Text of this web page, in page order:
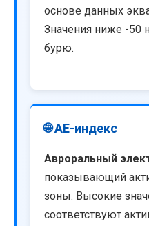
основе данных
Значения ниже -50
бурю.
🌐 AE-индекс
Авроральный
показывающий
зоны. Высокие
соответствуют